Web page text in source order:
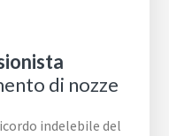
di nozze
indelebile del